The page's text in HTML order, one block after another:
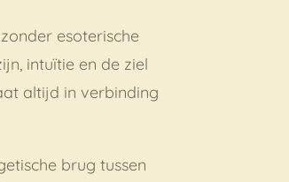
esoterische
intuïtie en de ziel
altijd in verbinding
brug tussen